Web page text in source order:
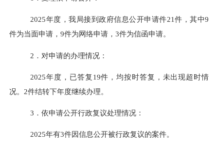
2025年度，我局接到政府信息公开申请件21件，其中9
件为当面申请， 9件为网络申请， 3件为信函申请。
2 ．对申请的办理情况：
2025年度，已答复 19件，均按时答复，未出现超时情
况。 2件结转下年度继续办理。
3 ．依申请公开行政复议处理情况：
2025年有3件因信息公开被行政复议的案件。